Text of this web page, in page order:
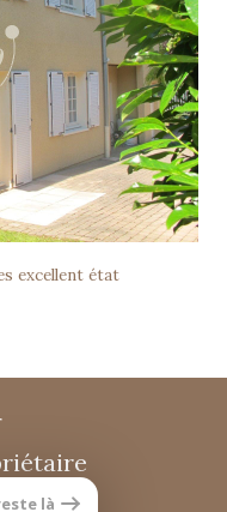
excellent état
là